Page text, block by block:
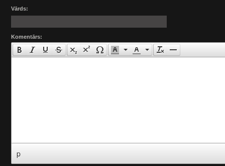
Vārds:
Komentārs:
p